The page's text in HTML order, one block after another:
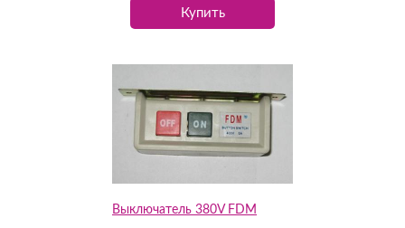
Купить
Выключатель 380V FDM